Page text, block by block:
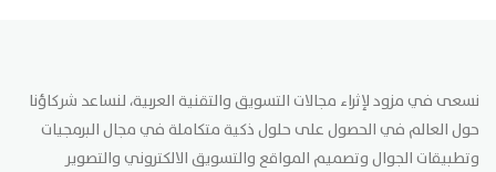
نسعى في مزود لإثراء مجالات التسويق والتقنية العربية، لنساعد شركاؤنا
حول العالم في الحصول على حلول ذكية متكاملة في مجال البرمجيات
وتطبيقات الجوال وتصميم المواقع والتسويق الالكتروني والتصوير